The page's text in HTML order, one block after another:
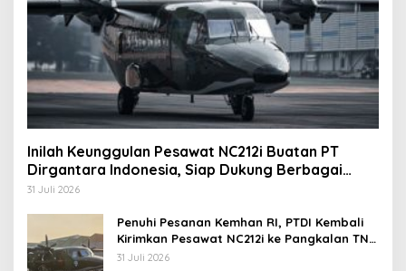
Inilah Keunggulan Pesawat NC212i Buatan PT
Dirgantara Indonesia, Siap Dukung Berbagai
Operasi TNI
31 Juli 2026
Penuhi Pesanan Kemhan RI, PTDI Kembali
Kirimkan Pesawat NC212i ke Pangkalan TNI
AU
31 Juli 2026